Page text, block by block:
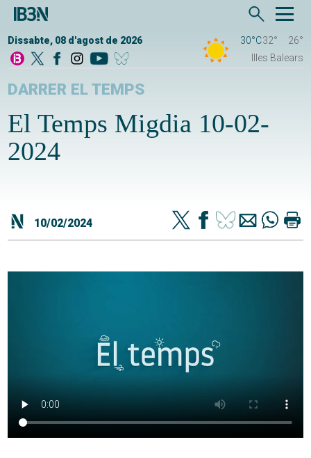
Dissabte, 08 d'agost de 2026 30°C32°
26°
Illes Balears
DARRER EL TEMPS
El Temps Migdia 10-02-
2024
10/02/2024